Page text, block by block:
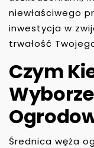
niewłaściwego
inwestycja w
trwałość
Czym
Średnica węża